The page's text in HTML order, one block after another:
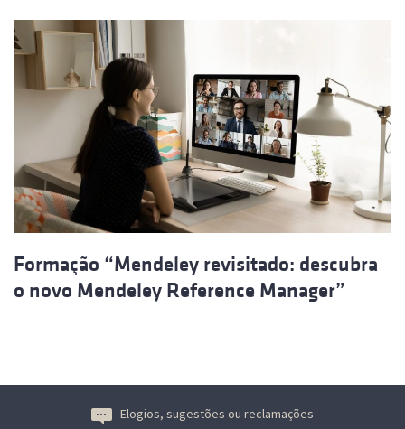
Formação “Mendeley revisitado: descubra
o novo Mendeley Reference Manager”
Elogios, sugestões ou reclamações